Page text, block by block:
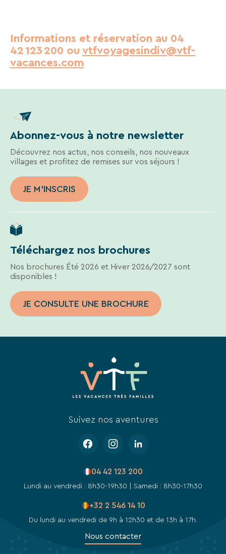
Informations et réservation au 04
42 123 200 ouvtfvoyagesindiv@vtf-
vacances.com
Abonnez-vous à notre newsletter
Découvrez nos actus, nos conseils, nos nouveaux
villages et profitez de remises sur vos séjours !
JE M'INSCRIS
désinscrire
à
tout
moment
l’aide
liens
de
désinscription
ou
en
écrivant
RGPD@vtf-
vacances.com.
Plus
notre
politique
de
confidentialité
la
page
mentions
de
Téléchargez nos brochures
Nos brochures Été 2026 et Hiver 2026/2027 sont
disponibles !
JE CONSULTE UNE BROCHURE
Suivez nos aventures
04 42 123 200
Lundi au vendredi : 8h30-19h30 | Samedi : 8h30-17h30
+32 2 546 14 10
Du lundi au vendredi de 9h à 12h30 et de 13h à 17h.
Nous contacter